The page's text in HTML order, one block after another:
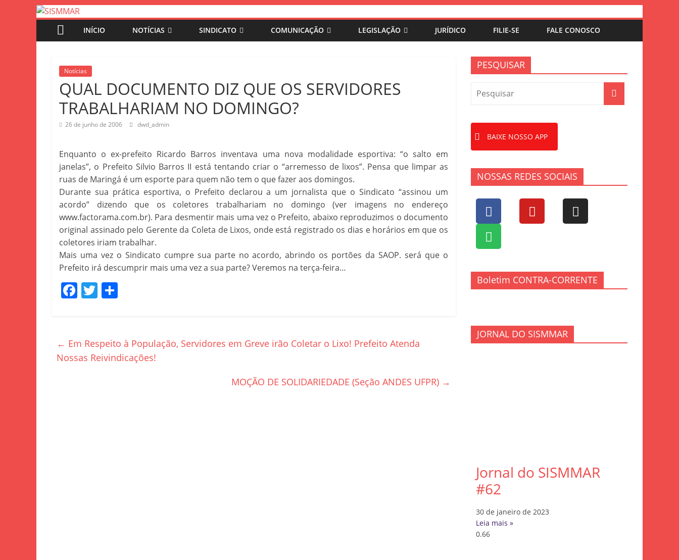
INÍCIO NOTÍCIAS SINDICATO COMUNICAÇÃO LEGISLAÇÃO JURÍDICO FILIE-SE FALE CONOSCO
Notícias
QUAL DOCUMENTO DIZ QUE OS SERVIDORES
TRABALHARIAM NO DOMINGO?
26 de junho de 2006 dwd_admin
Enquanto o ex-prefeito Ricardo Barros inventava uma nova modalidade esportiva: “o salto em
janelas”, o Prefeito Silvio Barros II está tentando criar o “arremesso de lixos”. Pensa que limpar as
ruas de Maringá é um esporte para quem não tem o que fazer aos domingos.
Durante sua prática esportiva, o Prefeito declarou a um jornalista que o Sindicato “assinou um
acordo” dizendo que os coletores trabalhariam no domingo (ver imagens no endereço
www.factorama.com.br). Para desmentir mais uma vez o Prefeito, abaixo reproduzimos o documento
original assinado pelo Gerente da Coleta de Lixos, onde está registrado os dias e horários em que os
coletores iriam trabalhar.
Mais uma vez o Sindicato cumpre sua parte no acordo, abrindo os portões da SAOP. será que o
Prefeito irá descumprir mais uma vez a sua parte? Veremos na terça-feira…
F
e
b
T
er e
← Em Respeito à População, Servidores em Greve irão Coletar o Lixo! Prefeito Atenda
Nossas Reivindicações!
MOÇÃO DE SOLIDARIEDADE (Seção ANDES UFPR) →
PESQUISAR
BAIXE NOSSO APP
NOSSAS REDES SOCIAIS
Boletim CONTRA-CORRENTE
JORNAL DO SISMMAR
Jornal do SISMMAR
#62
30 de janeiro de 2023
Leia mais »